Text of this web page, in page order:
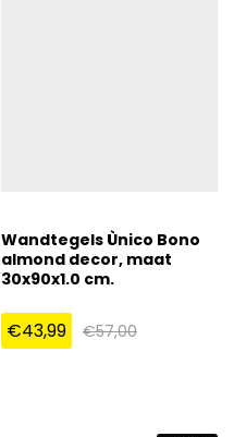
Wandtegels Ùnico Bono
almond decor, maat
30x90x1.0 cm.
€43,99 €57,00